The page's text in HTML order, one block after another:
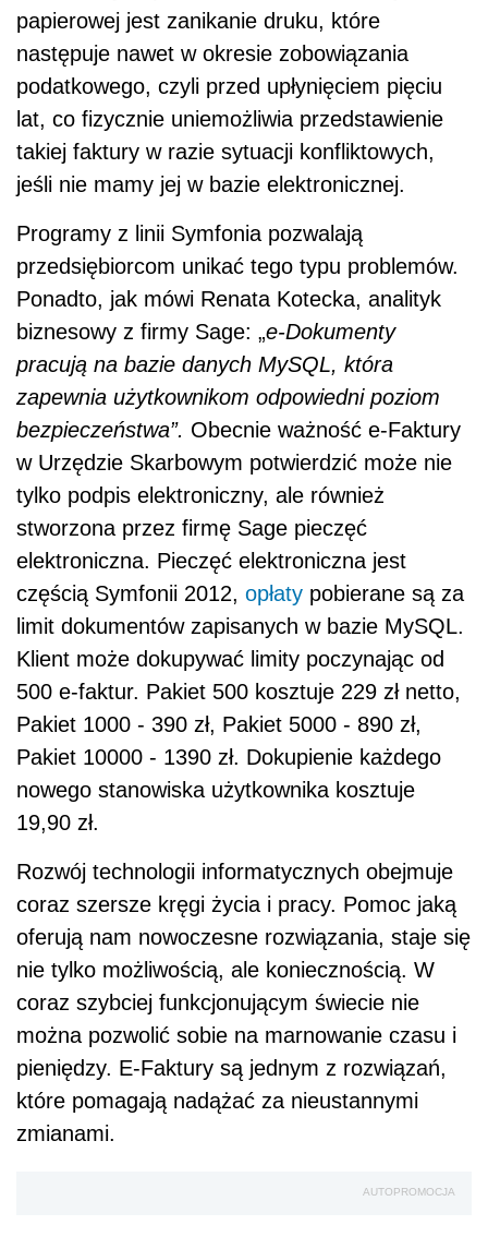
papierowej jest zanikanie druku, które
następuje nawet w okresie zobowiązania
podatkowego, czyli przed upłynięciem pięciu
lat, co fizycznie uniemożliwia przedstawienie
takiej faktury w razie sytuacji konfliktowych,
jeśli nie mamy jej w bazie elektronicznej.
Programy z linii Symfonia pozwalają
przedsiębiorcom unikać tego typu problemów.
Ponadto, jak mówi Renata Kotecka, analityk
biznesowy z firmy Sage: „e-Dokumenty
pracują na bazie danych MySQL, która
zapewnia użytkownikom odpowiedni poziom
bezpieczeństwa”. Obecnie ważność e-Faktury
w Urzędzie Skarbowym potwierdzić może nie
tylko podpis elektroniczny, ale również
stworzona przez firmę Sage pieczęć
elektroniczna. Pieczęć elektroniczna jest
częścią Symfonii 2012, opłaty pobierane są za
limit dokumentów zapisanych w bazie MySQL.
Klient może dokupywać limity poczynając od
500 e-faktur. Pakiet 500 kosztuje 229 zł netto,
Pakiet 1000 - 390 zł, Pakiet 5000 - 890 zł,
Pakiet 10000 - 1390 zł. Dokupienie każdego
nowego stanowiska użytkownika kosztuje
19,90 zł.
Rozwój technologii informatycznych obejmuje
coraz szersze kręgi życia i pracy. Pomoc jaką
oferują nam nowoczesne rozwiązania, staje się
nie tylko możliwością, ale koniecznością. W
coraz szybciej funkcjonującym świecie nie
można pozwolić sobie na marnowanie czasu i
pieniędzy. E-Faktury są jednym z rozwiązań,
które pomagają nadążać za nieustannymi
zmianami.
AUTOPROMOCJA